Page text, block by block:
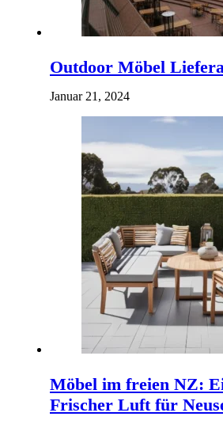
Outdoor Möbel
Januar 21, 2024
Möbel im freien NZ:
Frischer Luft für